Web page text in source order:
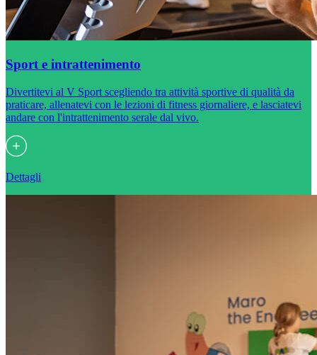
Sport e intrattenimento
Divertitevi al V Sport scegliendo tra attività sportive di qualità da
praticare, allenatevi con le lezioni di fitness giornaliere, e lasciatevi
andare con l'intrattenimento serale dal vivo.
Dettagli